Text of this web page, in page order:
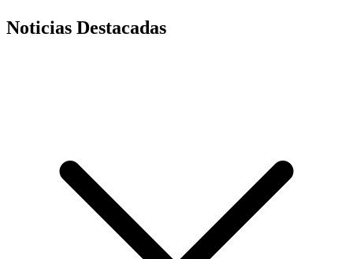
Noticias Destacadas